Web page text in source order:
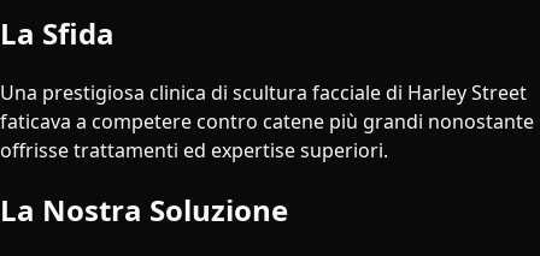
La Sfida
Una prestigiosa clinica di scultura facciale di Harley Street
faticava a competere contro catene più grandi nonostante
offrisse trattamenti ed expertise superiori.
La Nostra Soluzione